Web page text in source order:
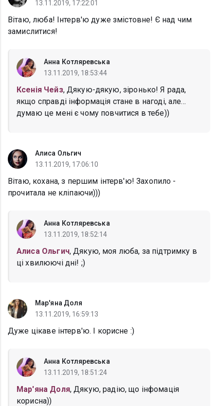
13.11.2019, 17:22:01
Вітаю, люба! Інтерв'ю дуже змістовне! Є над чим
замислитися!
Анна Котляревська
13.11.2019, 18:53:44
Ксенія Чейз, Дякую-дякую, зіронько! Я рада,
якщо справді інформація стане в нагоді, але...
думаю це мені є чому повчитися в тебе))
Алиса Ольгич
13.11.2019, 17:06:10
Вітаю, кохана, з першим інтерв'ю! Захопило -
прочитала не кліпаючи)))
Анна Котляревська
13.11.2019, 18:52:14
Алиса Ольгич, Дякую, моя люба, за підтримку в
ці хвилюючі дні! ;)
Мар'яна Доля
13.11.2019, 16:59:13
Дуже цікаве інтерв'ю. І корисне :)
Анна Котляревська
13.11.2019, 18:51:24
Мар'яна Доля, Дякую, радію, що інфомація
корисна))